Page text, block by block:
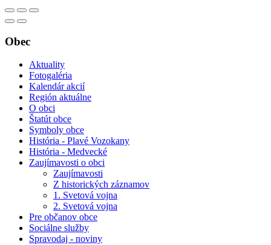
Obec
Aktuality
Fotogaléria
Kalendár akcií
Región aktuálne
O obci
Štatút obce
Symboly obce
História - Plavé Vozokany
História - Medvecké
Zaujímavosti o obci
Zaujímavosti
Z historických záznamov
1. Svetová vojna
2. Svetová vojna
Pre občanov obce
Sociálne služby
Spravodaj - noviny